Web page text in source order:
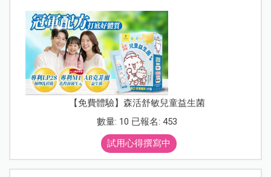
【免費體驗】森活舒敏兒童益生菌
數量: 10 已報名: 453
試用心得撰寫中